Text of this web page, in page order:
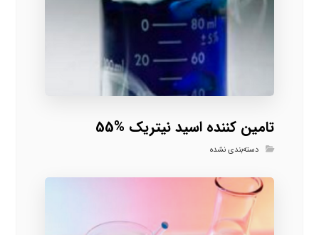
تامین کننده اسید نیتریک %55
دسته‌بندی نشده